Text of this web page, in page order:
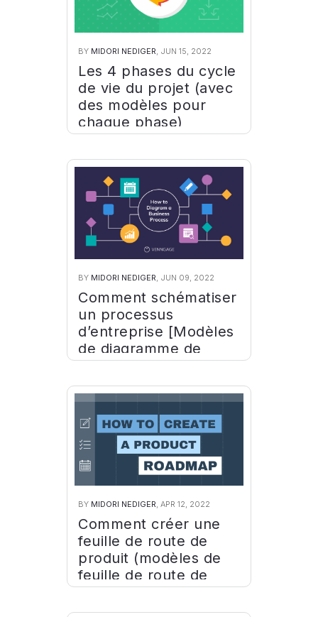
BY MIDORI NEDIGER, JUN 15, 2022
Les 4 phases du cycle
de vie du projet (avec
des modèles pour
chaque phase)
BY MIDORI NEDIGER, JUN 09, 2022
Comment schématiser
un processus
d’entreprise [Modèles
de diagramme de
processus].
BY MIDORI NEDIGER, APR 12, 2022
Comment créer une
feuille de route de
produit (modèles de
feuille de route de
produit)